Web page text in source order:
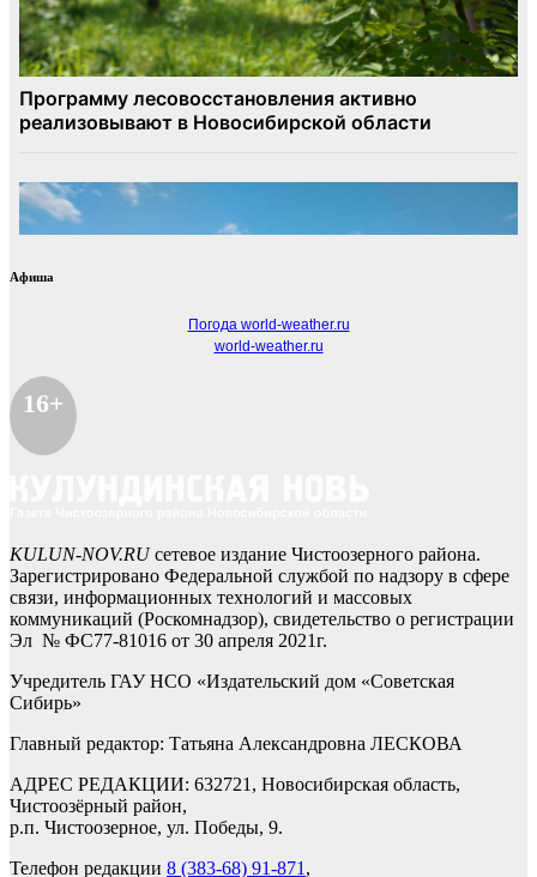
Афиша
Погода world-weather.ru
world-weather.ru
16+
KULUN-NOV.RUсетевое издание Чистоозерного района.
Зарегистрировано Федеральной службой по надзору в сфере
связи, информационных технологий и массовых
коммуникаций (Роскомнадзор), свидетельство о регистрации
Эл № ФС77-81016 от 30 апреля 2021г.
Учредитель ГАУ НСО «Издательский дом «Советская
Сибирь»
Главный редактор: Татьяна Александровна ЛЕСКОВА
АДРЕС РЕДАКЦИИ: 632721, Новосибирская область,
Чистоозёрный район,
р.п. Чистоозерное, ул. Победы, 9.
Телефон редакции 8 (383-68) 91-871 ,